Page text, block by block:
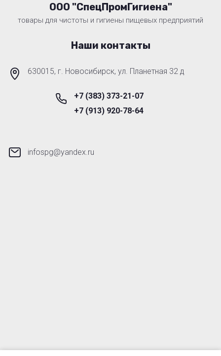
ООО "СпецПромГигиена"
товары для чистоты и гигиены пищевых предприятий
Наши контакты
630015, г. Новосибирск, ул. Планетная 32 д
+7 (383) 373-21-07
+7 (913) 920-78-64
infospg@yandex.ru